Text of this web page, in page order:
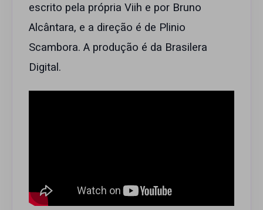
escrito pela própria Viih e por Bruno
Alcântara, e a direção é de Plinio
Scambora. A produção é da Brasilera
Digital.